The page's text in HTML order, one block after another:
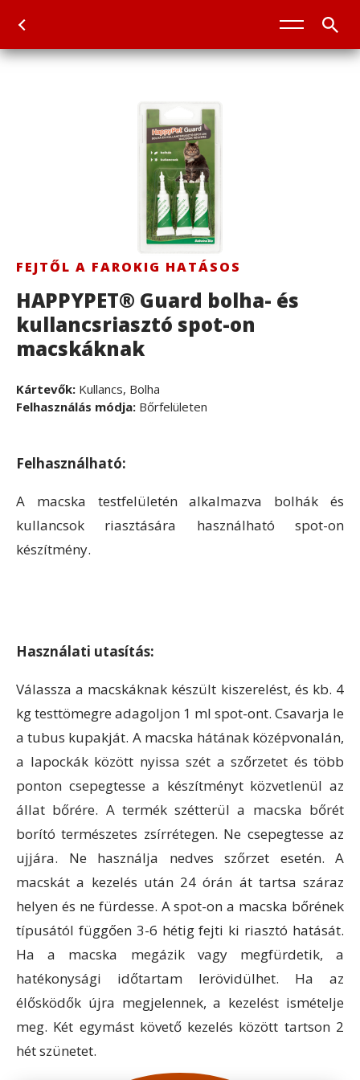
FEJTŐL A FAROKIG HATÁSOS
HAPPYPET® Guard bolha- és
kullancsriasztó spot-on
macskáknak
Kártevők: Kullancs, Bolha
Felhasználás módja: Bőrfelületen
Felhasználható:
A macska testfelületén alkalmazva bolhák és
kullancsok riasztására használható spot-on
készítmény.
Használati utasítás:
Válassza a macskáknak készült kiszerelést, és kb. 4
kg testtömegre adagoljon 1 ml spot-ont. Csavarja le
a tubus kupakját. A macska hátának középvonalán,
a lapockák között nyissa szét a szőrzetet és több
ponton csepegtesse a készítményt közvetlenül az
állat bőrére. A termék szétterül a macska bőrét
borító természetes zsírrétegen. Ne csepegtesse az
ujjára. Ne használja nedves szőrzet esetén. A
macskát a kezelés után 24 órán át tartsa száraz
helyen és ne fürdesse. A spot-on a macska bőrének
típusától függően 3-6 hétig fejti ki riasztó hatását.
Ha a macska megázik vagy megfürdetik, a
hatékonysági időtartam lerövidülhet. Ha az
élősködők újra megjelennek, a kezelést ismételje
meg. Két egymást követő kezelés között tartson 2
hét szünetet.